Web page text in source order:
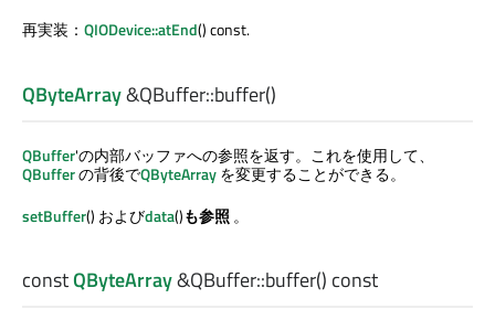
再実装： QIODevice::atEnd() const.
QByteArray&QBuffer::buffer()
QBuffer'の内部バッファへの参照を返す。これを使用して、
QBufferの背後でQByteArrayを変更することができる。
setBuffer() およびdata()も参照 。
constQByteArray&QBuffer::buffer() const